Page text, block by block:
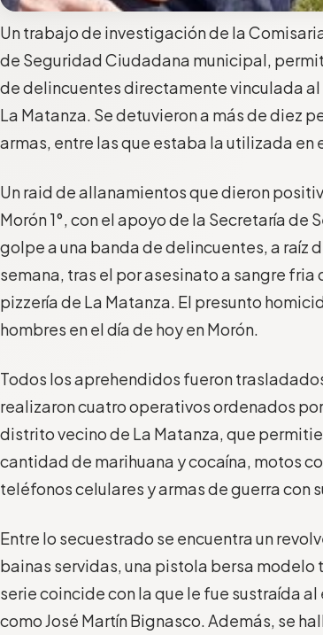
Un trabajo de investigación de la
de Seguridad Ciudadana municipal,
de delincuentes directamente vinculada
La Matanza. Se detuvieron a más de diez
armas, entre las que estaba la utilizada en
Un raid de allanamientos que dieron
Morón 1°, con el apoyo de la Secretaría
golpe a una banda de delincuentes, a raíz
semana, tras el por asesinato a sangre fria
pizzería de La Matanza. El presunto
hombres en el día de hoy en Morón.
Todos los aprehendidos fueron
realizaron cuatro operativos ordenados
distrito vecino de La Matanza, que
cantidad de marihuana y cocaína, motos
teléfonos celulares y armas de guerra con
Entre lo secuestrado se encuentra un
bainas servidas, una pistola bersa modelo
serie coincide con la que le fue sustraída
como José Martín Bignasco. Además, se